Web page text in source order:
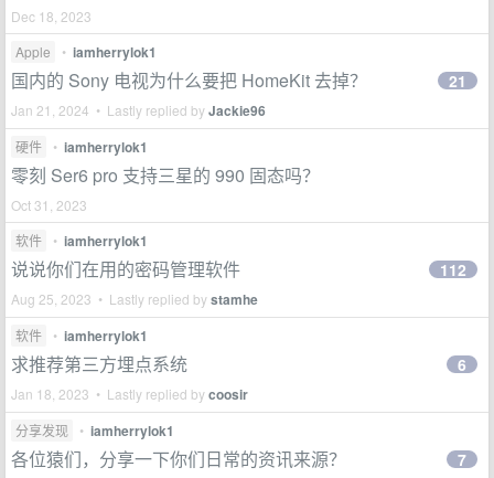
Dec 18, 2023
Apple
• iamherrylok1
国内的 Sony 电视为什么要把 HomeKit 去掉？
Jan 21, 2024 • Lastly replied byJackie96
21
硬件 • iamherrylok1
零刻 Ser6 pro 支持三星的 990 固态吗？
Oct 31, 2023
软件
• iamherrylok1
说说你们在用的密码管理软件
Aug 25, 2023 • Lastly replied bystamhe
112
软件 • iamherrylok1
求推荐第三方埋点系统
Jan 18, 2023 • Lastly replied bycoosir
6
分享发现 • iamherrylok1
各位猿们，分享一下你们日常的资讯来源？ 7